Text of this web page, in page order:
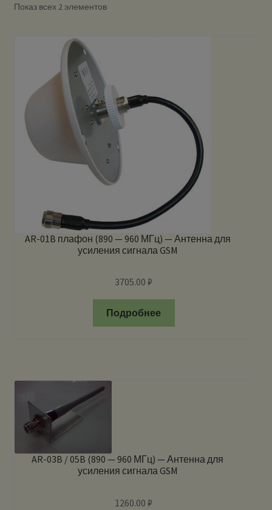
Показ всех 2 элементов
AR-01B плафон (890 — 960 МГц) — Антенна для
усиления сигнала GSM
3705.00₽
Подробнее
AR-03B / 05B (890 — 960 МГц) — Антенна для
усиления сигнала GSM
1260.00₽